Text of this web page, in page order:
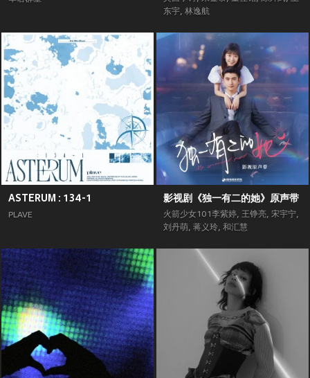
东宇, 林逸航
ASTERUM : 134-1
PLAVE
影视剧《独一有二的她》原声带
火箭少女101李紫婷, 王铮亮, 宋宇宁,
刘丹萌, 蒋义玲, 和汇慧